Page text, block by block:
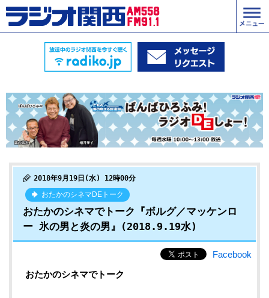
2018年9月19日(水) 12時00分
おたかのシネマDEトーク
おたかのシネマでトーク『ボルグ／マッケンロ
ー 氷の男と炎の男』(2018.9.19水)
Facebook
おたかのシネマでトーク